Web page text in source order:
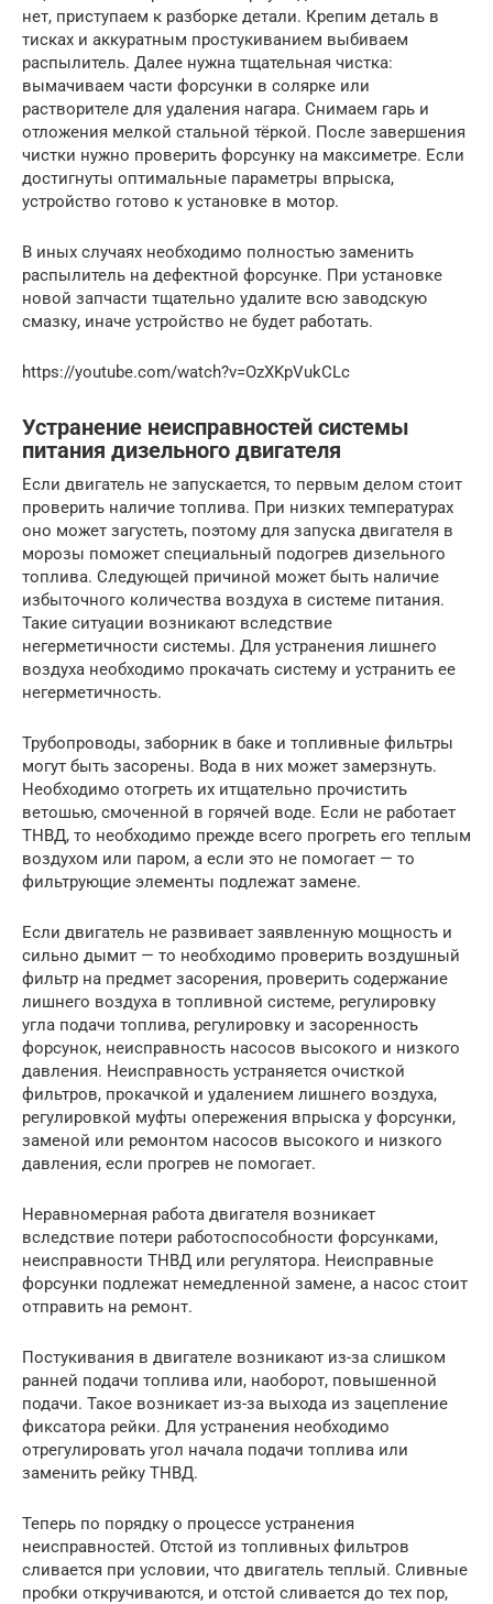
нет, приступаем к разборке детали. Крепим деталь в
тисках и аккуратным простукиванием выбиваем
распылитель. Далее нужна тщательная чистка:
вымачиваем части форсунки в солярке или
растворителе для удаления нагара. Снимаем гарь и
отложения мелкой стальной тёркой. После завершения
чистки нужно проверить форсунку на максиметре. Если
достигнуты оптимальные параметры впрыска,
устройство готово к установке в мотор.
В иных случаях необходимо полностью заменить
распылитель на дефектной форсунке. При установке
новой запчасти тщательно удалите всю заводскую
смазку, иначе устройство не будет работать.
https://youtube.com/watch?v=OzXKpVukCLc
Устранение неисправностей системы
питания дизельного двигателя
Если двигатель не запускается, то первым делом стоит
проверить наличие топлива. При низких температурах
оно может загустеть, поэтому для запуска двигателя в
морозы поможет специальный подогрев дизельного
топлива. Следующей причиной может быть наличие
избыточного количества воздуха в системе питания.
Такие ситуации возникают вследствие
негерметичности системы. Для устранения лишнего
воздуха необходимо прокачать систему и устранить ее
негерметичность.
Трубопроводы, заборник в баке и топливные фильтры
могут быть засорены. Вода в них может замерзнуть.
Необходимо отогреть их итщательно прочистить
ветошью, смоченной в горячей воде. Если не работает
ТНВД, то необходимо прежде всего прогреть его теплым
воздухом или паром, а если это не помогает — то
фильтрующие элементы подлежат замене.
Если двигатель не развивает заявленную мощность и
сильно дымит — то необходимо проверить воздушный
фильтр на предмет засорения, проверить содержание
лишнего воздуха в топливной системе, регулировку
угла подачи топлива, регулировку и засоренность
форсунок, неисправность насосов высокого и низкого
давления. Неисправность устраняется очисткой
фильтров, прокачкой и удалением лишнего воздуха,
регулировкой муфты опережения впрыска у форсунки,
заменой или ремонтом насосов высокого и низкого
давления, если прогрев не помогает.
Неравномерная работа двигателя возникает
вследствие потери работоспособности форсунками,
неисправности ТНВД или регулятора. Неисправные
форсунки подлежат немедленной замене, а насос стоит
отправить на ремонт.
Постукивания в двигателе возникают из-за слишком
ранней подачи топлива или, наоборот, повышенной
подачи. Такое возникает из-за выхода из зацепление
фиксатора рейки. Для устранения необходимо
отрегулировать угол начала подачи топлива или
заменить рейку ТНВД.
Теперь по порядку о процессе устранения
неисправностей. Отстой из топливных фильтров
сливается при условии, что двигатель теплый. Сливные
пробки откручиваются, и отстой сливается до тех пор,